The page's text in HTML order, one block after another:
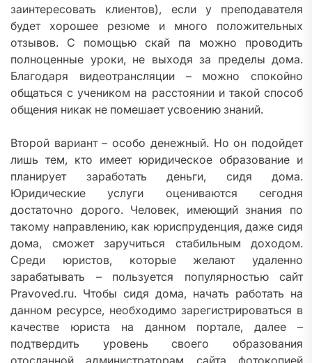
заинтересовать клиентов), если у преподавателя
будет хорошее резюме и много положительных
отзывов. C помощью скай па можно проводить
полноценные уроки, не выходя за пределы дома.
Благодаря видеотрансляции – можно спокойно
общаться с учеником на расстоянии и такой способ
общения никак не помешает усвоению знаний.
Второй вариант – особо денежный. Но он подойдет
лишь тем, кто имеет юридическое образование и
планирует заработать деньги, сидя дома.
Юридические услуги оцениваются сегодня
достаточно дорого. Человек, имеющий знания по
такому направлению, как юриспруденция, даже сидя
дома, сможет заручиться стабильным доходом.
Среди юристов, которые желают удаленно
зарабатывать – пользуется популярностью сайт
Pravoved.ru. Чтобы сидя дома, начать работать на
данном ресурсе, необходимо зарегистрироваться в
качестве юриста на данном портале, далее –
подтвердить уровень своего образования
отосланной администраторам сайта фотокопией